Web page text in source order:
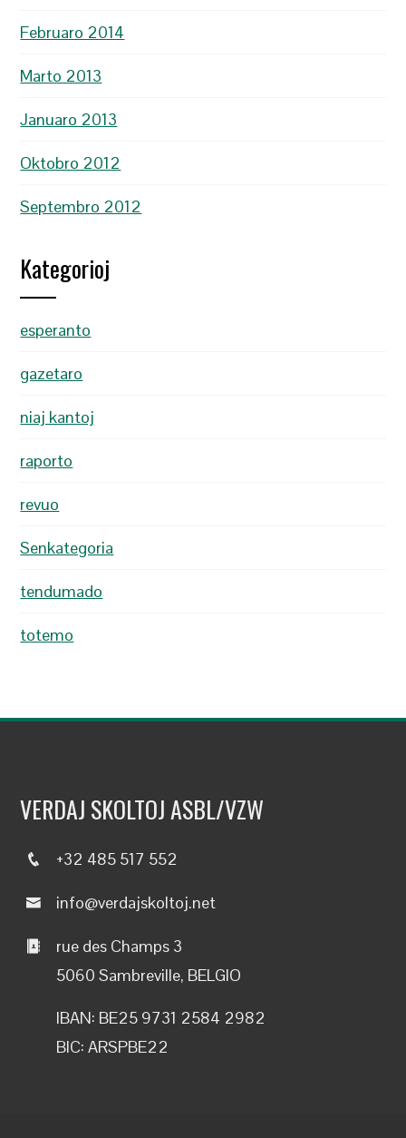
Februaro 2014
Marto 2013
Januaro 2013
Oktobro 2012
Septembro 2012
Kategorioj
esperanto
gazetaro
niaj kantoj
raporto
revuo
Senkategoria
tendumado
totemo
VERDAJ SKOLTOJ ASBL/VZW
+32 485 517 552
info@verdajskoltoj.net
rue des Champs 3
5060 Sambreville, BELGIO
IBAN: BE25 9731 2584 2982
BIC: ARSPBE22